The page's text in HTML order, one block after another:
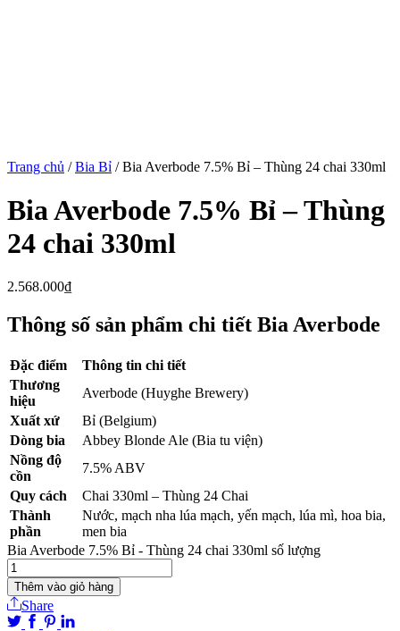
Trang chủ /Bia Bỉ / Bia Averbode 7.5% Bỉ – Thùng 24 chai 330ml
Bia Averbode 7.5% Bỉ – Thùng
24 chai 330ml
2.568.000₫
Thông số sản phẩm chi tiết Bia Averbode
Đặc điểm
Thông tin chi tiết
Thương
hiệu
Averbode (Huyghe Brewery)
Xuất xứ
Bỉ (Belgium)
Dòng bia
Abbey Blonde Ale (Bia tu viện)
Nồng độ
cồn
7.5% ABV
Quy cách
Chai 330ml – Thùng 24 Chai
Thành
phần
Nước, mạch nha lúa mạch, yến mạch, lúa mì, hoa bia,
men bia
Bia Averbode 7.5% Bỉ - Thùng 24 chai 330ml số lượng
Thêm vào giỏ hàng
Share